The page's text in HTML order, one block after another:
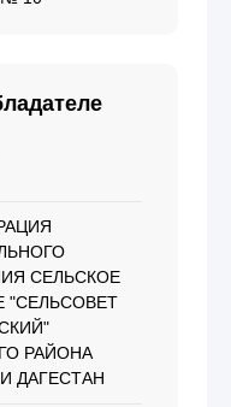
СЕЛЬСКОЕ
"СЕЛЬСОВЕТ
РАЙОНА
ДАГЕСТАН